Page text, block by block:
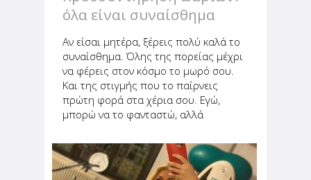
όλα είναι συναίσθημα
Αν είσαι μητέρα, ξέρεις πολύ καλά το
συναίσθημα. Όλης της πορείας μέχρι
να φέρεις στον κόσμο το μωρό σου.
Και της στιγμής που το παίρνεις
πρώτη φορά στα χέρια σου. Εγώ,
μπορώ να το φανταστώ, αλλά
πρωτόγνωρη. Αυτό το συναίσθημα.
Που είναι τόσο θετικό, τόσο μοναδικό,
τόσο...